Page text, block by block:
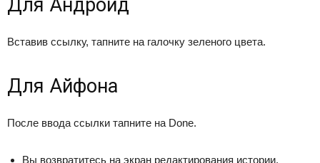
Для Андроид
Вставив ссылку, тапните на галочку зеленого цвета.
Для Айфона
После ввода ссылки тапните на Done.
Вы возвратитесь на экран редактирования истории,